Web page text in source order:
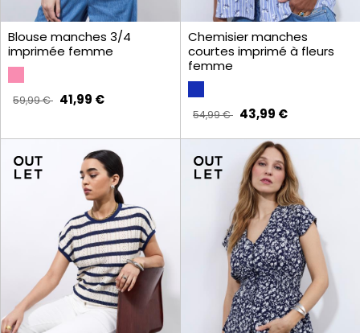
Blouse manches 3/4
imprimée femme
59,99 € 41,99 €
Chemisier manches
courtes imprimé à fleurs
femme
54,99 € 43,99 €